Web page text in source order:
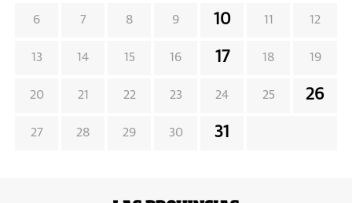
6 7 8 9 10 11 12
13 14 15 16 17 18 19
20 21 22 23 24 25 26
27 28 29 30 31